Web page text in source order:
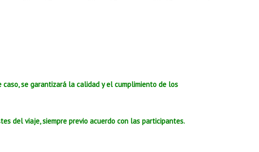
se garantizará la calidad y el cumplimiento de los
del viaje, siempre previo acuerdo con las participantes.